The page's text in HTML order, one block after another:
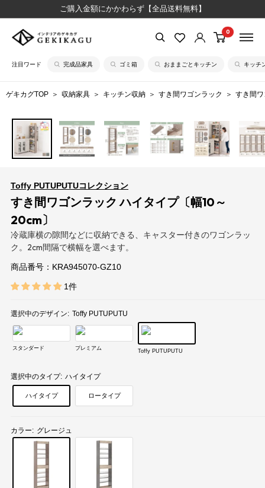
ご購入金額にかかわらず【全品送料無料】
【公
イ
テ
ア
の
ゲ
カ
グ
0
注目ワード 完成品家具 ゴミ箱 おままごとキッチン キッチ
ゲキカグTOP 収納家具 キッチン収納 すき間ワゴンラック すき間
Toffy PUTUPUTUコレクション
すき間ワゴンラック ハイタイプ〔幅10～
20cm〕
冷蔵庫横の隙間などに収納できる、キャスター付きのワゴンラッ
ク。2cm間隔で横幅を選べます。
商品番号： KRA945070-GZ10
1件
選択中のデザイン: Toffy PUTUPUTU
スタンダード プレミアム Toffy PUTUPUTU
選択中のタイプ: ハイタイプ
ハイタイプ ロータイプ
カラー: グレージュ